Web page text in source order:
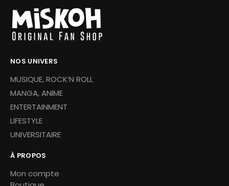
NOS UNIVERS
MUSIQUE, ROCK’N ROLL
MANGA, ANIME
ENTERTAINMENT
LIFESTYLE
UNIVERSITAIRE
À PROPOS
Mon compte